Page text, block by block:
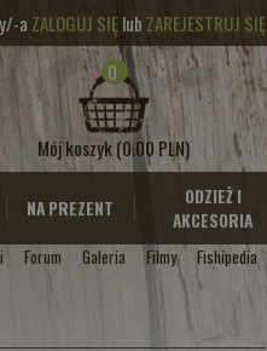
a ZALOGUJ SIĘlub ZAREJESTRUJ SIĘ
0
Mój koszyk(0.00 PLN)
NA PREZENT
ODZIEŻ I
AKCESORIA
Forum Galeria Filmy
Fishipedia